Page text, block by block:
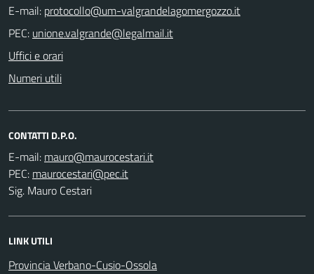
E-mail:
PEC:
Uffici e orari
Numeri utili
CONTATTI D.P.O.
E-mail:
PEC:
Sig. Mauro Cestari
LINK UTILI
Provincia Verbano-Cusio-Ossola